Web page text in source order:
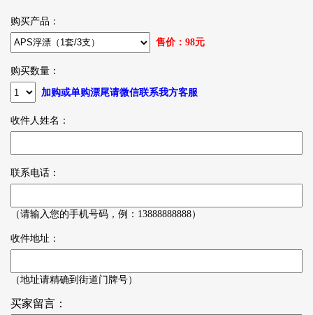
购买产品：
售价： 98元
购买数量：
加购或单购漂尾请微信联系我方客服
收件人姓名：
联系电话：
（请输入您的手机号码，例：13888888888）
收件地址：
（地址请精确到街道门牌号）
买家留言：